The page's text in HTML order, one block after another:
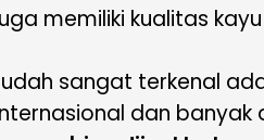
memiliki kualitas
sangat terkenal
dan